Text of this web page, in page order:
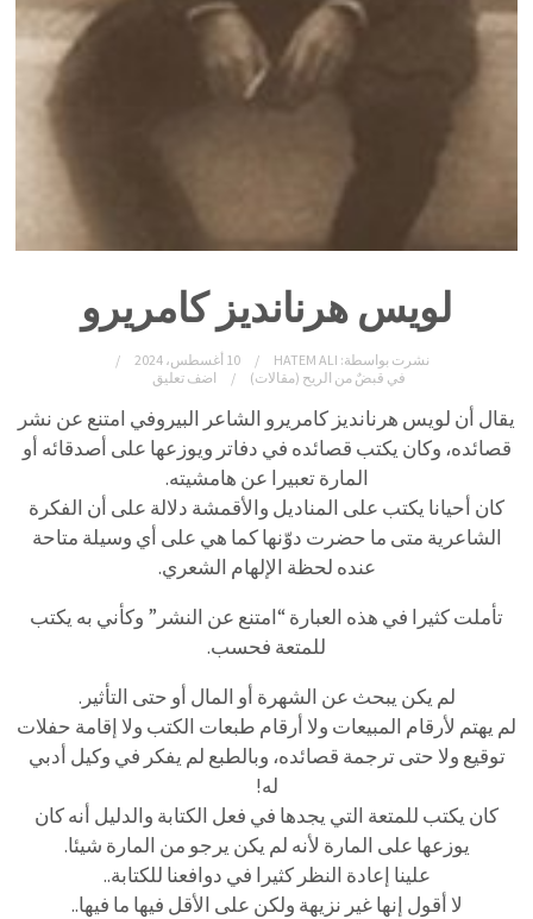
لويس هرنانديز كامريرو
نشرت بواسطة: HATEM ALI
10 أغسطس، 2024
في قبضٌ من الريح (مقالات) اضف تعليق
يقال أن لويس هرنانديز كامريرو الشاعر البيروفي امتنع عن نشر
قصائده، وكان يكتب قصائده في دفاتر ويوزعها على أصدقائه أو
المارة تعبيرا عن هامشيته.
كان أحيانا يكتب على المناديل والأقمشة دلالة على أن الفكرة
الشاعرية متى ما حضرت دوّنها كما هي على أي وسيلة متاحة
عنده لحظة الإلهام الشعري.
تأملت كثيرا في هذه العبارة “امتنع عن النشر” وكأني به يكتب
للمتعة فحسب.
لم يكن يبحث عن الشهرة أو المال أو حتى التأثير.
لم يهتم لأرقام المبيعات ولا أرقام طبعات الكتب ولا إقامة حفلات
توقيع ولا حتى ترجمة قصائده، وبالطبع لم يفكر في وكيل أدبي
له!
كان يكتب للمتعة التي يجدها في فعل الكتابة والدليل أنه كان
يوزعها على المارة لأنه لم يكن يرجو من المارة شيئا.
علينا إعادة النظر كثيرا في دوافعنا للكتابة..
لا أقول إنها غير نزيهة ولكن على الأقل فيها ما فيها..